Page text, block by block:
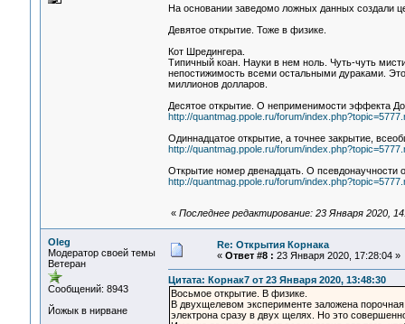
На основании заведомо ложных данных создали
Девятое открытие. Тоже в физике.
Кот Шредингера.
Типичный коан. Науки в нем ноль. Чуть-чуть
непостижимость всеми остальными дураками.
миллионов долларов.
Десятое открытие. О неприменимости эффекта
http://quantmag.ppole.ru/forum/
Одиннадцатое открытие, а точнее закрытие,
http://quantmag.ppole.ru/forum/
Открытие номер двенадцать. О псевдонаучности
http://quantmag.ppole.ru/forum/
« Последнее редактирование: 23 Января 2020,
Oleg
Модератор своей темы
Ветеран
Сообщений: 8943
Йожык в нирване
Re: Открытия Корнака
« Ответ #8 : 23 Января 2020, 17:28:04 »
Цитата: Корнак7 от 23 Января 2020, 13:48:30
Восьмое открытие. В физике.
В двухщелевом эксперименте заложена
электрона сразу в двух щелях. Но это